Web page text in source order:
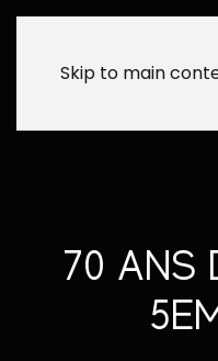
Skip to main
70 ANS DE L’ALAT –